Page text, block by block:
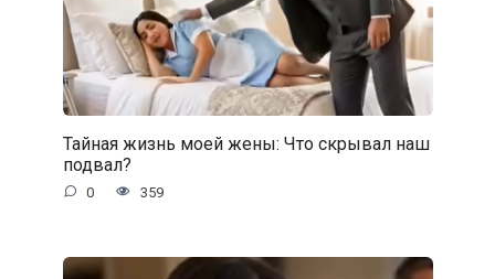
Тайная жизнь моей жены: Что скрывал наш
подвал?
0 359